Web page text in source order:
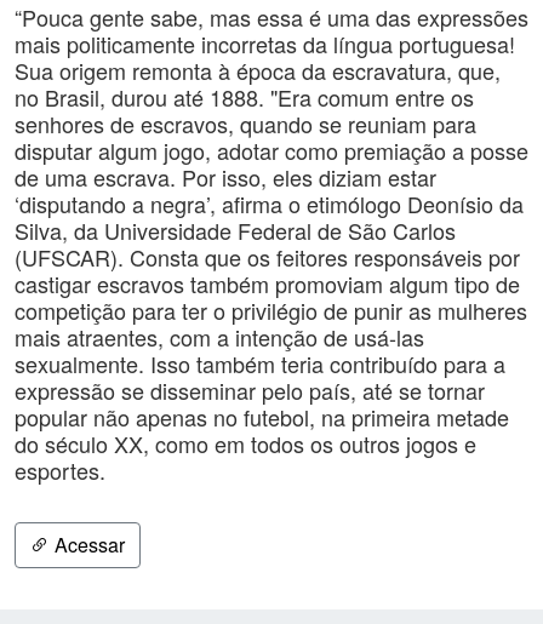
“Pouca gente sabe, mas essa é uma das expressões
mais politicamente incorretas da língua portuguesa!
Sua origem remonta à época da escravatura, que,
no Brasil, durou até 1888. "Era comum entre os
senhores de escravos, quando se reuniam para
disputar algum jogo, adotar como premiação a posse
de uma escrava. Por isso, eles diziam estar
‘disputando a negra’, afirma o etimólogo Deonísio da
Silva, da Universidade Federal de São Carlos
(UFSCAR). Consta que os feitores responsáveis por
castigar escravos também promoviam algum tipo de
competição para ter o privilégio de punir as mulheres
mais atraentes, com a intenção de usá-las
sexualmente. Isso também teria contribuído para a
expressão se disseminar pelo país, até se tornar
popular não apenas no futebol, na primeira metade
do século XX, como em todos os outros jogos e
esportes.
Acessar